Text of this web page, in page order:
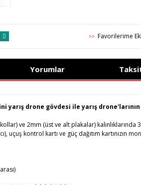
>>
Yorumlar
yarış drone gövdesi ile yarış
ve 2mm (üst ve alt plakalar)
uçuş kontrol kartı ve güç dağıtım kartınızın